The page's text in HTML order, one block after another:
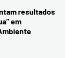
resultados
em